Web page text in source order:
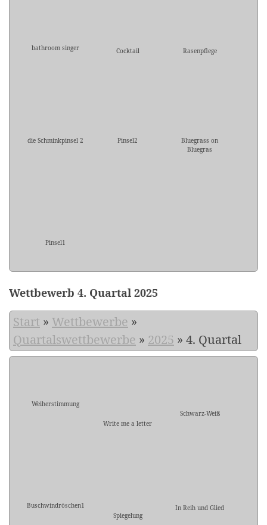
bathroom singer Cocktail Rasenpflege
die Schminkpinsel 2 Pinsel2
Bluegrass on
Bluegras
Pinsel1
Wettbewerb 4. Quartal 2025
Start » Wettbewerbe »
Quartalswettbewerbe » 2025 » 4. Quartal
Weiherstimmung
Write me a letter
Schwarz-Weiß
Buschwindröschen1
Spiegelung
In Reih und Glied